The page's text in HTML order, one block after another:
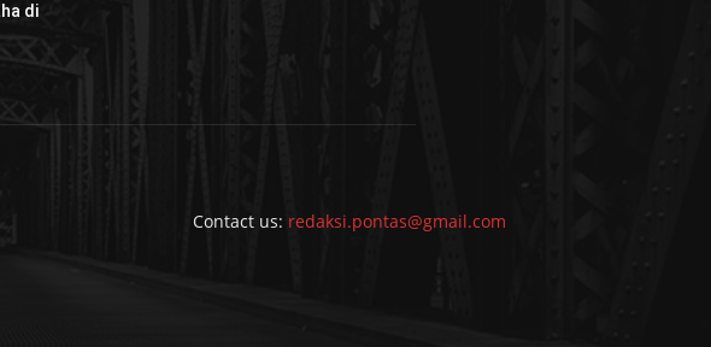
di
Contact us: redaksi.pontas@gmail.com